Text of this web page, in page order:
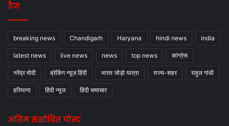
टैग
breaking news Chandigarh Haryana hindi news india
latest news live news news top news कांग्रेस
नरेंद्र मोदी ब्रेकिंग न्यूज़ हिंदी भारत जोड़ो यात्रा राज्य-शहर राहुल गांधी
हरियाणा हिंदी न्यूज हिंदी समाचार
अंतिम संशोधित पोस्ट